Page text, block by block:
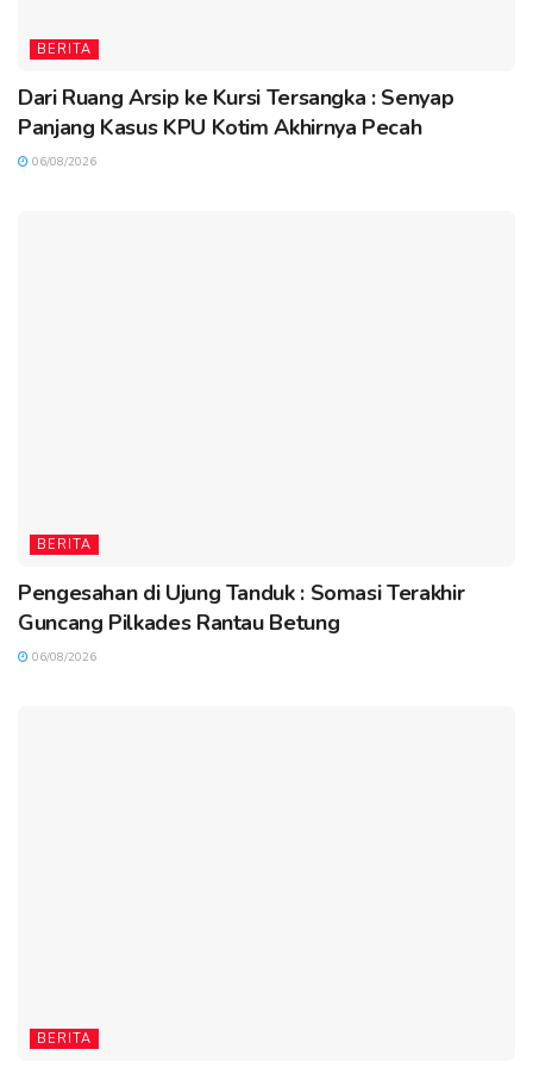
BERITA
Dari Ruang Arsip ke Kursi Tersangka : Senyap
Panjang Kasus KPU Kotim Akhirnya Pecah
06/08/2026
BERITA
Pengesahan di Ujung Tanduk : Somasi Terakhir
Guncang Pilkades Rantau Betung
06/08/2026
BERITA